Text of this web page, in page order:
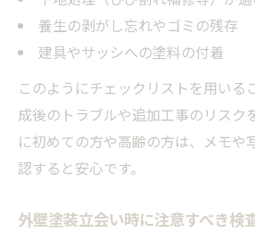
養生の剥がし忘れやゴミの残存
建具やサッシへの塗料の付着
このようにチェックリストを用いる
成後のトラブルや追加工事のリスク
に初めての方や高齢の方は、メモや
認すると安心です。
外壁塗装立会い時に注意すべき検